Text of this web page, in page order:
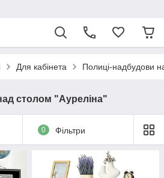
Для кабінета Полиці-надбудови
столом "Ауреліна"
0 Фільтри